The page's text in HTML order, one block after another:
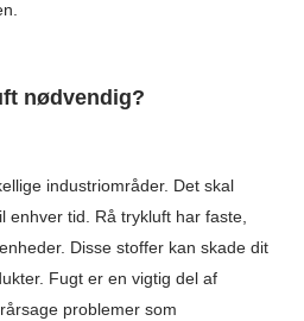
nødvendig?
industriområder. Det skal
tid. Rå trykluft har faste,
Disse stoffer kan skade dit
Fugt er en vigtig del af
problemer som